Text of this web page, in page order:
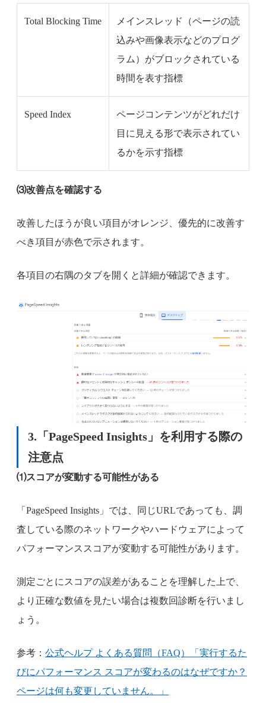
Total Blocking Time
メインスレッド（ページの読
込みや画像表示などのプログ
ラム）がブロックされている
時間を表す指標
Speed Index
ページコンテンツがどれだけ
目に見える形で表示されてい
るかを示す指標
⑶改善点を確認する
改善したほうが良い項目がオレンジ、優先的に改善す
べき項目が赤色で示されます。
各項目の右隅のタブを開くと詳細が確認できます。
3.「PageSpeed Insights」を利用する際の
注意点
⑴スコアが変動する可能性がある
「PageSpeed Insights」では、同じURLであっても、調
査している際のネットワークやハードウェアによって
パフォーマンススコアが変動する可能性があります。
測定ごとにスコアの誤差があることを理解した上で、
より正確な数値を見たい場合は複数回診断を行いまし
ょう。
参考： 公式ヘルプ よくある質問（FAQ）「実行するた
びにパフォーマンス スコアが変わるのはなぜですか？
ページは何も変更していません。」